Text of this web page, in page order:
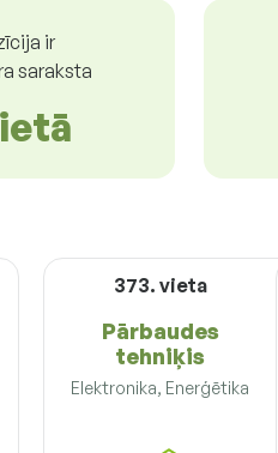
ir
saraksta
373. vieta
Pārbaudes
tehniķis
Elektronika, Enerģētika